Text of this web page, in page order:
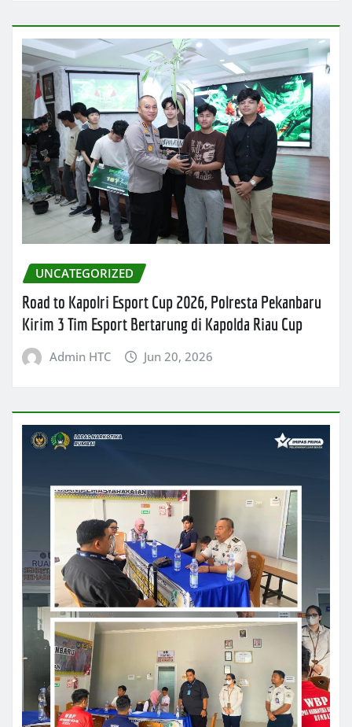
UNCATEGORIZED
Road to Kapolri Esport Cup 2026, Polresta Pekanbaru
Kirim 3 Tim Esport Bertarung di Kapolda Riau Cup
Admin HTC Jun 20, 2026